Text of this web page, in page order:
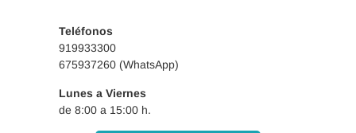
Teléfonos
919933300
675937260 (WhatsApp)
Lunes a Viernes
de 8:00 a 15:00 h.